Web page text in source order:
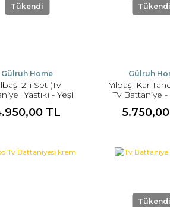
Tükendi
Gülruh Home
2'li Set (Tv
- Yeşil
TL
Tükendi
Gülruh
Yılbaşı Kar
Tv Battaniye -
Tükendi